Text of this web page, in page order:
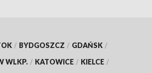
/ BYDGOSZCZ / GDAŃSK /
WLKP. / KATOWICE / KIELCE /